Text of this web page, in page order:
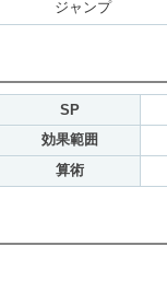
ジャンプ
SP
効果範囲
算術